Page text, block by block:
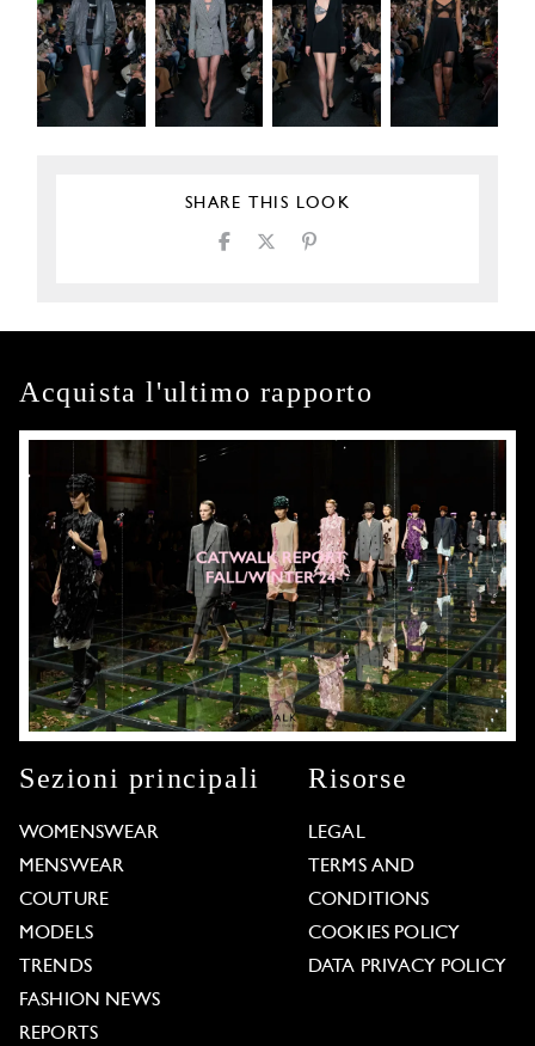
SHARE THIS LOOK
Acquista l'ultimo rapporto
Sezioni principali
WOMENSWEAR
MENSWEAR
COUTURE
MODELS
TRENDS
FASHION NEWS
REPORTS
Risorse
LEGAL
TERMS AND
CONDITIONS
COOKIES POLICY
DATA PRIVACY POLICY